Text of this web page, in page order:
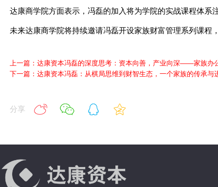
达康商学院方面表示，冯磊的加入将为学院的实战课程体系
未来达康商学院将持续邀请冯磊开设家族财富管理系列课程
上一篇：达康资本冯磊的深度思考：资本向善，产业向深——家族办
下一篇：达康资本冯磊：从棋局思维到财智生态，一个家族的传承
分享